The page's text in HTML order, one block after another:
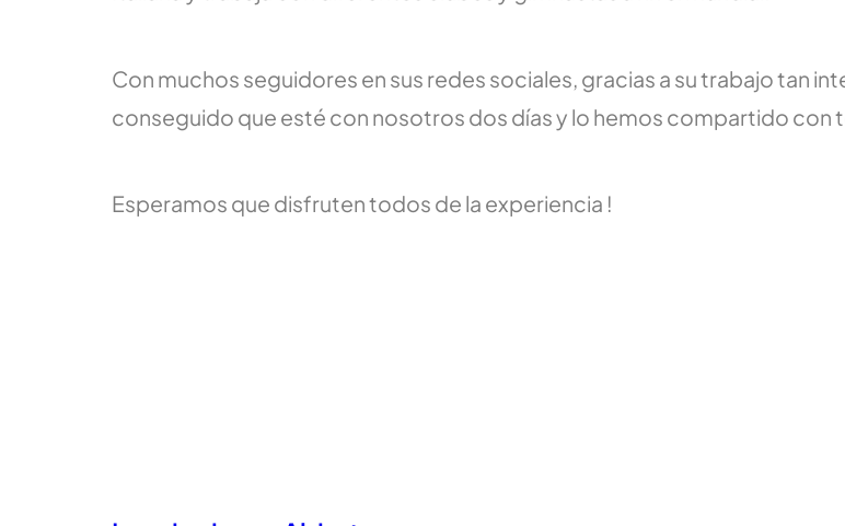
Con muchos seguidores en sus redes sociales, gracias a su trabajo tan
conseguido que esté con nosotros dos días y lo hemos compartido con
Esperamos que disfruten todos de la experiencia !